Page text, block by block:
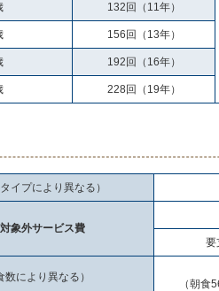
132回（11年）
156回（13年）
192回（16年）
228回（19年）
タイプにより異なる）
象外サービス費
要
数により異なる）
（朝食